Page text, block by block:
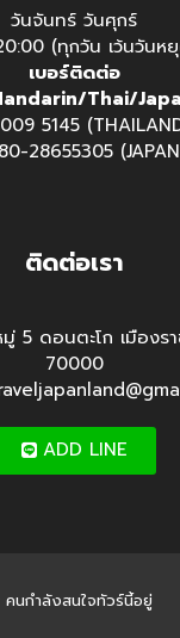
คนกำลังสนใจทัวร์นี้อยู่
วันจันทร์ วันศุกร์
(ทุกวัน เว้นวันห
เบอร์ติดต่อ
Thai/
5145
28655305
ติดต่อเรา
5 ดอนตะโก เมืองร
70000
ADD LINE